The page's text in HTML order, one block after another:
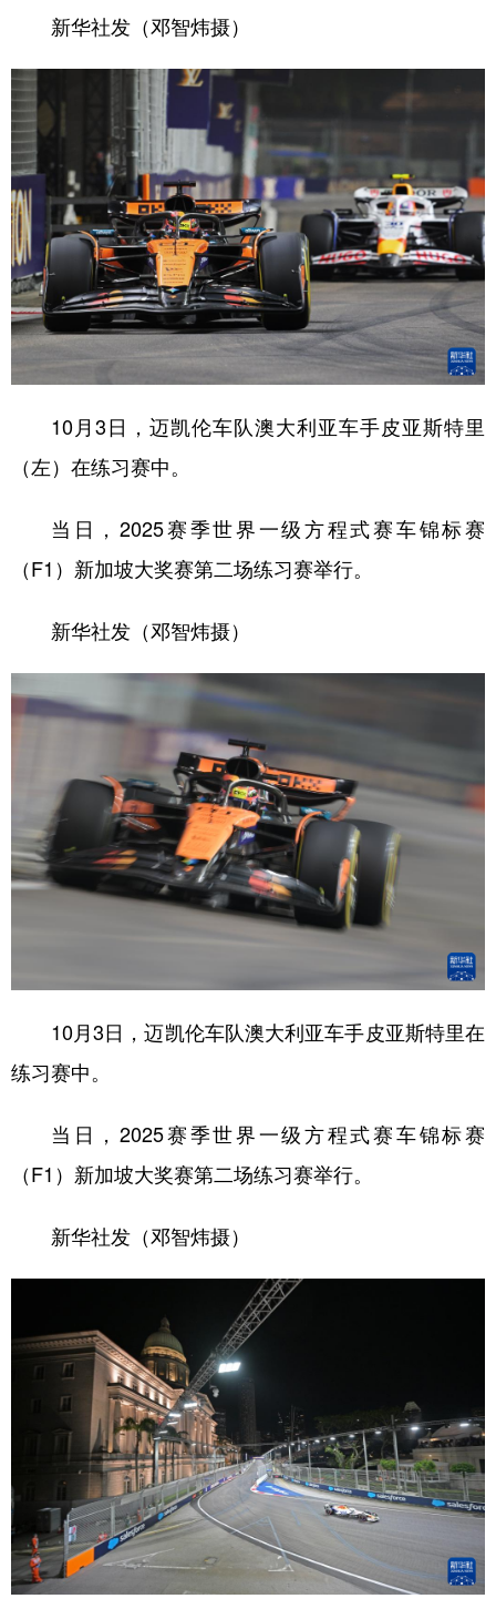
新华社发（邓智炜摄）
10月3日，迈凯伦车队澳大利亚车手皮亚斯特里
（左）在练习赛中。
当日，2025赛季世界一级方程式赛车锦标赛
（F1）新加坡大奖赛第二场练习赛举行。
新华社发（邓智炜摄）
10月3日，迈凯伦车队澳大利亚车手皮亚斯特里在
练习赛中。
当日，2025赛季世界一级方程式赛车锦标赛
（F1）新加坡大奖赛第二场练习赛举行。
新华社发（邓智炜摄）